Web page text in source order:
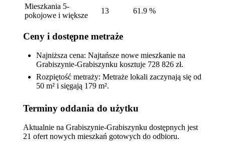
Mieszkania 5-
pokojowe i większe
13 61.9 %
Ceny i dostępne metraże
Najniższa cena: Najtańsze nowe mieszkanie na
Grabiszynie-Grabiszynku kosztuje 728 826 zł.
Rozpiętość metraży: Metraże lokali zaczynają się od
50 m² i sięgają 179 m².
Terminy oddania do użytku
Aktualnie na Grabiszynie-Grabiszynku dostępnych jest
21 ofert nowych mieszkań gotowych do odbioru.